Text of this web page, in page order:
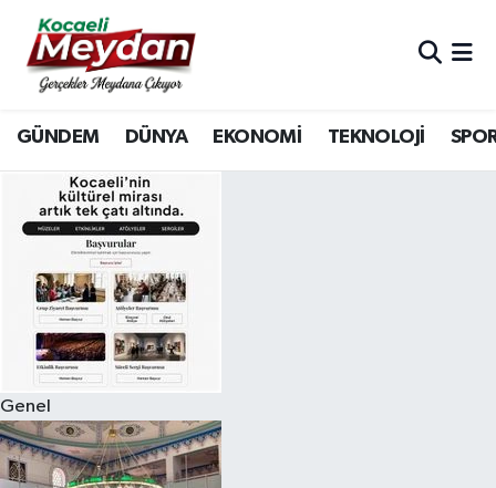
GÜNDEM DÜNYA EKONOMİ TEKNOLOJİ
Genel
Nöbetçi Eczaneler
Hava Durumu
Trafik Durumu
Süper Lig Puan Durumu ve Fikstür
Tüm Manşetler
Son Dakika Haberleri
Haber Arşivi